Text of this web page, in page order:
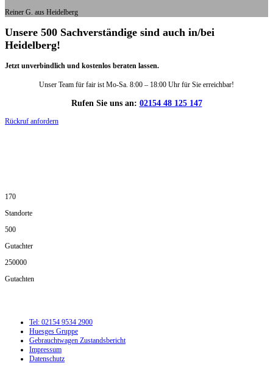
Reiner G. aus Heidelberg
Unsere 500 Sachverständige sind auch in/bei
Heidelberg!
Jetzt unverbindlich und kostenlos beraten lassen.
Unser Team für fair ist Mo-Sa. 8:00 – 18:00 Uhr für Sie erreichbar!
Rufen Sie uns an: 02154 48 125 147
Rückruf anfordern
170
Standorte
500
Gutachter
250000
Gutachten
Tel: 02154 9534 2900
Huesges Gruppe
Gebrauchtwagen Zustandsbericht
Impressum
Datenschutz